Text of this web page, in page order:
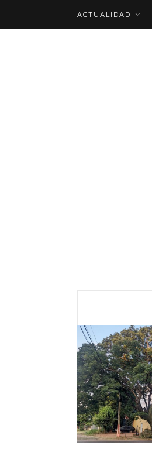
ACTUALIDAD